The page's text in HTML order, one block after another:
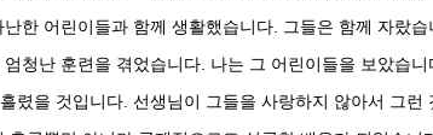
한 어린이들과 함께 생활했습니다. 그들은 함께 자랐
청난 훈련을 겪었습니다. 나는 그 어린이들을 보았습
렸을 것입니다. 선생님이 그들을 사랑하지 않아서 그런